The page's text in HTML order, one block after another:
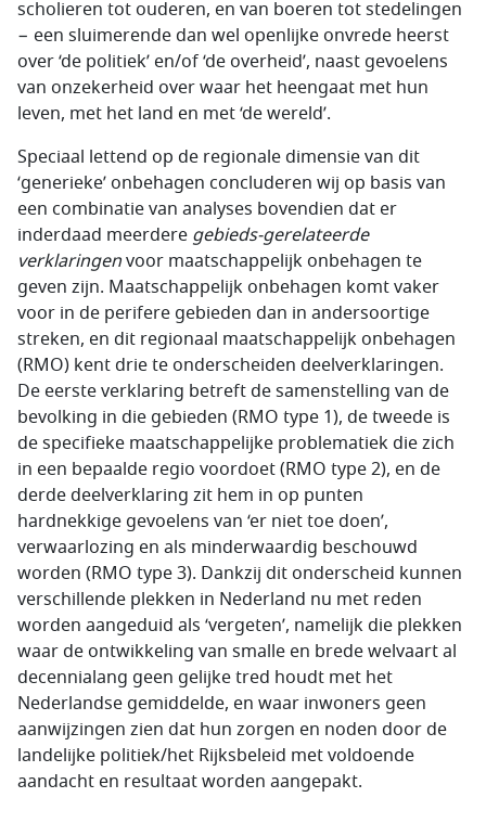
scholieren tot ouderen, en van boeren tot stedelingen
− een sluimerende dan wel openlijke onvrede heerst
over ‘de politiek’ en/of ‘de overheid’, naast gevoelens
van onzekerheid over waar het heengaat met hun
leven, met het land en met ‘de wereld’.
Speciaal lettend op de regionale dimensie van dit
‘generieke’ onbehagen concluderen wij op basis van
een combinatie van analyses bovendien dat er
inderdaad meerdere gebieds-gerelateerde
verklaringenvoor maatschappelijk onbehagen te
geven zijn. Maatschappelijk onbehagen komt vaker
voor in de perifere gebieden dan in andersoortige
streken, en dit regionaal maatschappelijk onbehagen
(RMO) kent drie te onderscheiden deelverklaringen.
De eerste verklaring betreft de samenstelling van de
bevolking in die gebieden (RMO type 1), de tweede is
de specifieke maatschappelijke problematiek die zich
in een bepaalde regio voordoet (RMO type 2), en de
derde deelverklaring zit hem in op punten
hardnekkige gevoelens van ‘er niet toe doen’,
verwaarlozing en als minderwaardig beschouwd
worden (RMO type 3). Dankzij dit onderscheid kunnen
verschillende plekken in Nederland nu met reden
worden aangeduid als ‘vergeten’, namelijk die plekken
waar de ontwikkeling van smalle en brede welvaart al
decennialang geen gelijke tred houdt met het
Nederlandse gemiddelde, en waar inwoners geen
aanwijzingen zien dat hun zorgen en noden door de
landelijke politiek/het Rijksbeleid met voldoende
aandacht en resultaat worden aangepakt.